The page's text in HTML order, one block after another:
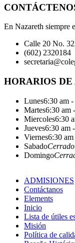
En Nazareth siempre
Calle 20 No.
(602) 2320184
HORARIOS
Lunes6:30 am
Martes6:30 am
Miercoles6:30
Jueves6:30 am
Viernes6:30
SabadoCerrado
Domingo
ADMISIONES
Contáctanos
Elements
Inicio
Lista de útiles
Misión
Política de